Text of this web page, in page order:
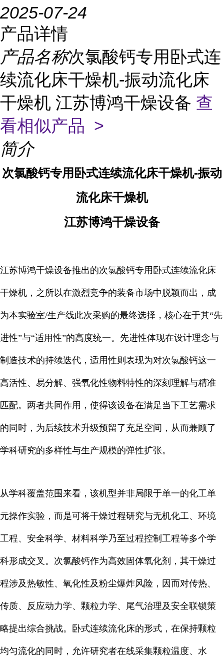
2025-07-24
产品详情
产品名称次氯酸钙专用卧式连
续流化床干燥机-振动流化床
干燥机 江苏博鸿干燥设备 查
看相似产品 >
简介
次氯酸钙专用卧式连续流化床干燥机-振动
流化床干燥机
江苏博鸿干燥设备
江苏博鸿干燥设备推出的次氯酸钙专用卧式连续流化床
干燥机，之所以在激烈竞争的装备市场中脱颖而出，成
为本实验室/生产线此次采购的最终选择，核心在于其“先
进性”与“适用性”的高度统一。先进性体现在设计理念与
制造技术的持续迭代，适用性则表现为对次氯酸钙这一
高活性、易分解、强氧化性物料特性的深刻理解与精准
匹配。两者共同作用，使得该设备在满足当下工艺需求
的同时，为后续技术升级预留了充足空间，从而兼顾了
学科研究的多样性与生产规模的弹性扩张。
从学科覆盖范围来看，该机型并非局限于单一的化工单
元操作实验，而是可将干燥过程研究与无机化工、环境
工程、安全科学、材料科学乃至过程控制工程等多个学
科形成交叉。次氯酸钙作为高效固体氧化剂，其干燥过
程涉及热敏性、氧化性及粉尘爆炸风险，因而对传热、
传质、反应动力学、颗粒力学、尾气治理及安全联锁策
略提出综合挑战。卧式连续流化床的形式，在保持颗粒
均匀流化的同时，允许研究者在线采集颗粒温度、水